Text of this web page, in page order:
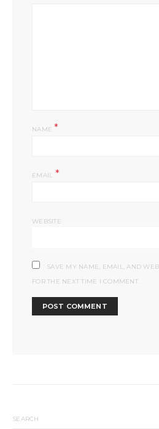
NAME*
EMAIL *
WEBSITE
SAVE MY NAME, EMAIL, AND
FOR THE NEXT TIME I COMMENT.
SEARCH